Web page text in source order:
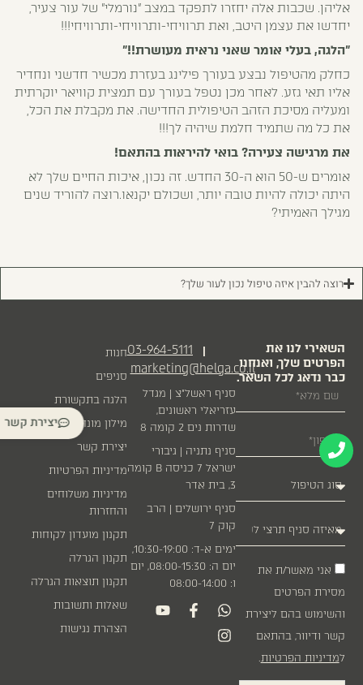
אליהן. שכבות אלה יחזרו לתפקד במצב "נורמלי" של עור צעיר,
יחדשו את עצמן היטב, ואת תרוויחי-ותרוויחי-ותרוויחי!!!
"הלגה, בעלי אומר שאני נראית מעושרת!!"
כחלק מהטיפול נבצע בעורך פילינג בעזרת מכשיר חדשני ונחדיר
אליו תאי גזע. לאחר מכן נטפל בעורך עם תמצית קוויאר יוקרתית
ומעליה מסיכת הזהב הטיפולית החדישה. את מקבלת את הכל,
את כל מה שתמיד חלמת שיהיה לך!!!
את מרגישה צעירה? בואי להיראות בהתאם!
אומרים ש-50 הוא ה-30 החדש. זה נכון, איכות החיים שלך לא
היתה יכולה להיות טובה יותר, ושכולם יקנאו.רוצה להוריד שנים
מגילך האמיתי?
רוצה להבין איזה טיפול נכון לעור שלך?
03-964-5111 |
marketing@helga.co.il
סניף ראשל״צ | מגדל
עזריאלי ראשונים,
שדרות נים 2 קומה 8
סניף נתניה | גיבורי
ישראל 7 כניסה B קומה
3, בית אדר
סניף ירושלים | הרב
קוק 7
ימים א-ד: 10:30-19:00,
יום ה: 08:00-15:30, יום
ו: 08:00-14:00
חנות
סניפים
הלגה בתקשורת
מילון מונחים
יצירת קשר
מדיניות הפרטיות
מדיניות משלוחים
והחזרות
תקנון מועדון לקוחות
תקנון הגרלה
תקנון תוצאות הגרלה
שאלות ותשובות
הצהרת נגישות
השאירי לנו את
הפרטים שלך, ואנחנו
כבר נדאג לכל השאר.
אני מאשר/ת את
מסירת הפרטים
והשימוש בהם ליצירת
קשר ודיוור, בהתאם
למדיניות הפרטיות.
יצירת קשר